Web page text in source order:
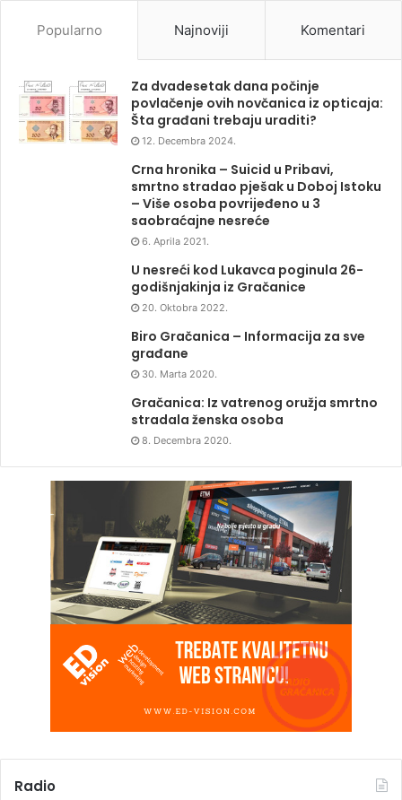
Popularno Najnoviji Komentari
Za dvadesetak dana počinje
povlačenje ovih novčanica iz opticaja:
Šta građani trebaju uraditi?
12. Decembra 2024.
Crna hronika – Suicid u Pribavi,
smrtno stradao pješak u Doboj Istoku
– Više osoba povrijeđeno u 3
saobraćajne nesreće
6. Aprila 2021.
U nesreći kod Lukavca poginula 26-
godišnjakinja iz Gračanice
20. Oktobra 2022.
Biro Gračanica – Informacija za sve
građane
30. Marta 2020.
Gračanica: Iz vatrenog oružja smrtno
stradala ženska osoba
8. Decembra 2020.
Radio